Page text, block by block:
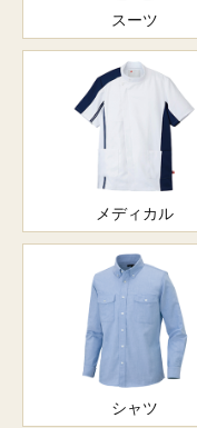
スーツ
メディカル
シャツ